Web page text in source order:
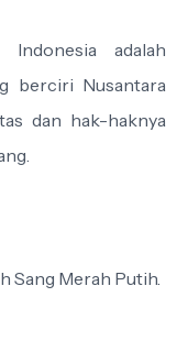
Indonesia adalah
berciri Nusantara
dan hak-haknya
Sang Merah Putih.